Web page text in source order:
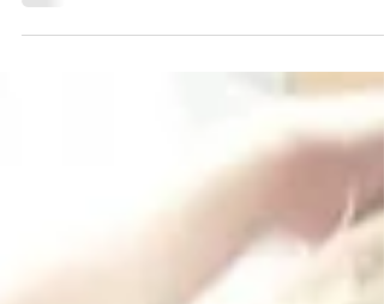
https://www.planjeuitje.nl/utrecht/kinderfeestje-in-
utrecht-de-provincie/ Het is tijd voor...